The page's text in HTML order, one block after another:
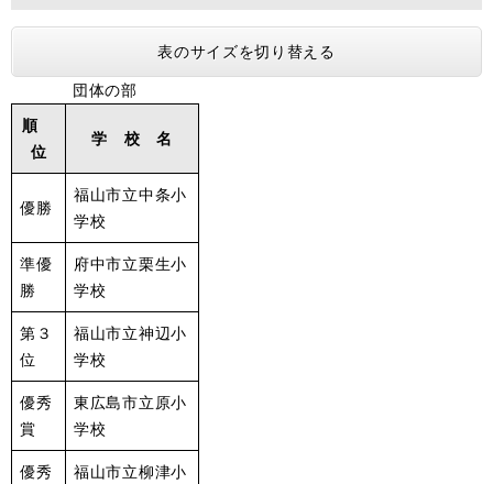
表のサイズを切り替える
団体の部
順
位
学 校 名
優勝
福山市立中条小
学校
準優
勝
府中市立栗生小
学校
第３
位
福山市立神辺小
学校
優秀
賞
東広島市立原小
学校
優秀
福山市立柳津小